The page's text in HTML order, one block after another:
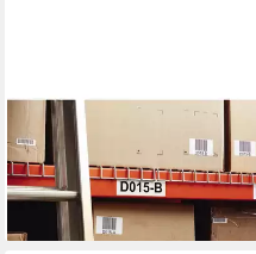
Etikettenrolle Dymo 2112289
LW-Kunststoff-Etiketten 57 x
32 mm 1x 800 St.
ab 114,99 €
lieferbar - in 2-3 Werktagen bei dir